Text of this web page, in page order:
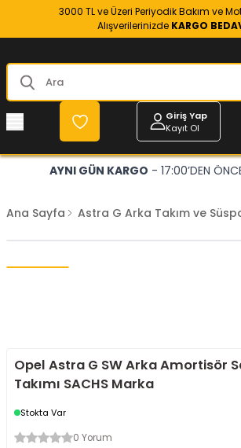
3000 TL ve Üzeri Periyodik Bakım ve
Alışverilerinizde KARGO
Giriş Yap
Kayıt Ol
AYNI GÜN KARGO - 17:00’DEN
Ana Sayfa Astra G Arka Takım ve
Opel Astra G SW Arka Amortisör
Takımı SACHS Marka
Stokta Var
0 Yorum